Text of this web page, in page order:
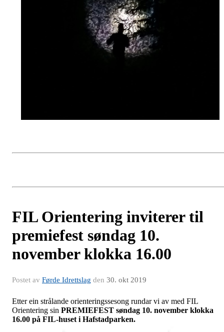
FIL Orientering inviterer til
premiefest søndag 10.
november klokka 16.00
Postet av Førde Idrettslag den 30. okt 2019
Etter ein strålande orienteringssesong rundar vi av med FIL
Orientering sin PREMIEFEST søndag 10. november klokka
16.00 på FIL-huset i Hafstadparken.